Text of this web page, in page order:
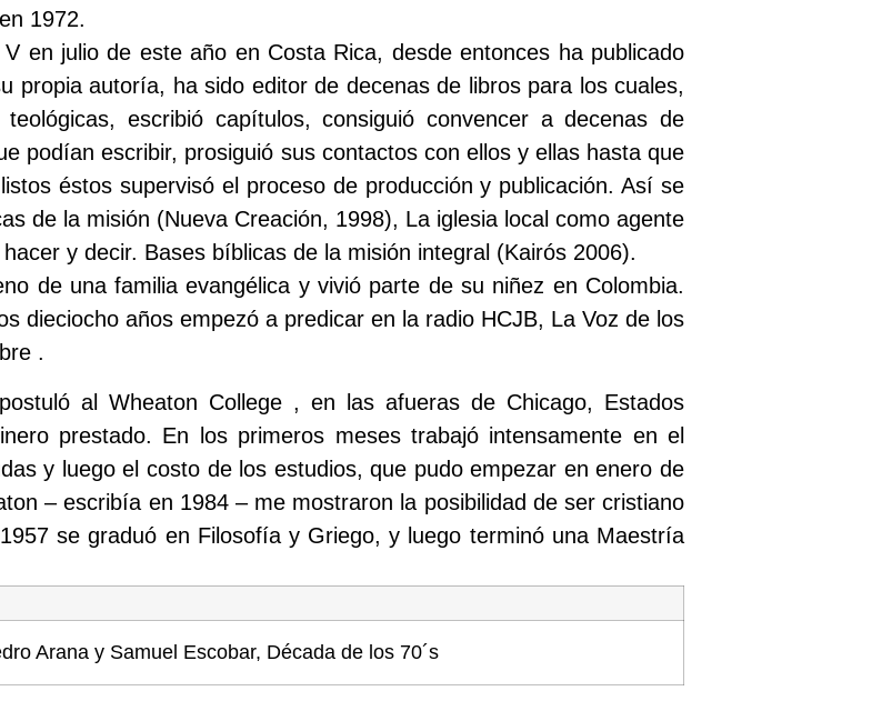
1972.
en julio de este año en Costa Rica, desde entonces ha publicado
propia autoría, ha sido editor de decenas de libros para los cuales,
escribió capítulos, consiguió convencer a decenas de
podían escribir, prosiguió sus contactos con ellos y ellas hasta que
éstos supervisó el proceso de producción y publicación. Así se
de la misión (Nueva Creación, 1998), La iglesia local como agente
y decir. Bases bíblicas de la misión integral (Kairós 2006).
de una familia evangélica y vivió parte de su niñez en Colombia.
dieciocho años empezó a predicar en la radio HCJB, La Voz de los
.
al Wheaton College , en las afueras de Chicago, Estados
prestado. En los primeros meses trabajó intensamente en el
y luego el costo de los estudios, que pudo empezar en enero de
– escribía en 1984 – me mostraron la posibilidad de ser cristiano
se graduó en Filosofía y Griego, y luego terminó una Maestría
Arana y Samuel Escobar, Década de los 70´s